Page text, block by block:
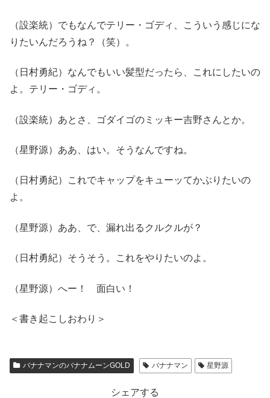
（設楽統）でもなんでテリー・ゴディ、こういう感じにな
りたいんだろうね？（笑）。
（日村勇紀）なんでもいい髪型だったら、これにしたいの
よ。テリー・ゴディ。
（設楽統）あとさ、ゴダイゴのミッキー吉野さんとか。
（星野源）ああ、はい。そうなんですね。
（日村勇紀）これでキャップをキューッてかぶりたいの
よ。
（星野源）ああ、で、漏れ出るクルクルが？
（日村勇紀）そうそう。これをやりたいのよ。
（星野源）へー！ 面白い！
＜書き起こしおわり＞
バナナマンのバナナムーンGOLD バナナマン 星野源
シェアする